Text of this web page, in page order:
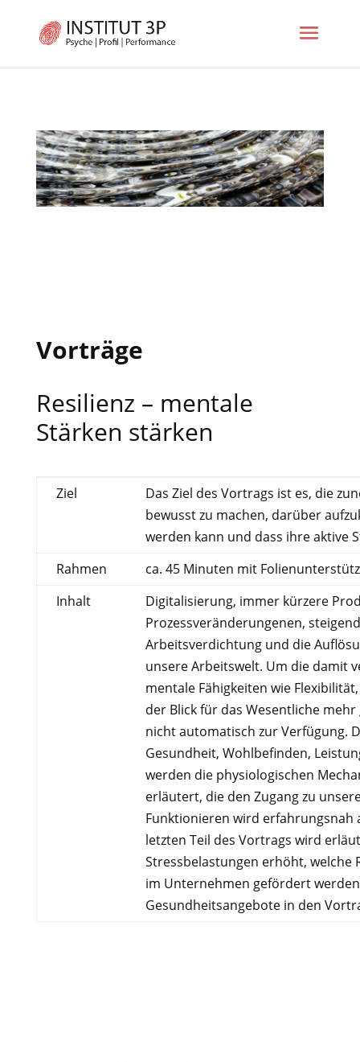
Vorträge
Resilienz – mentale
Stärken stärken
Ziel
Das Ziel des Vortrags ist es, die
bewusst zu machen, darüber
werden kann und dass ihre aktive
Rahmen
ca. 45 Minuten mit
Inhalt
Digitalisierung, immer kürzere
Prozessveränderungenen,
Arbeitsverdichtung und die
unsere Arbeitswelt. Um die damit
mentale Fähigkeiten wie
der Blick für das Wesentliche
nicht automatisch zur Verfügung.
Gesundheit, Wohlbefinden,
werden die physiologischen
erläutert, die den Zugang zu
Funktionieren wird erfahrungsnah
letzten Teil des Vortrags wird
Stressbelastungen erhöht, welche
im Unternehmen gefördert
Gesundheitsangebote in den